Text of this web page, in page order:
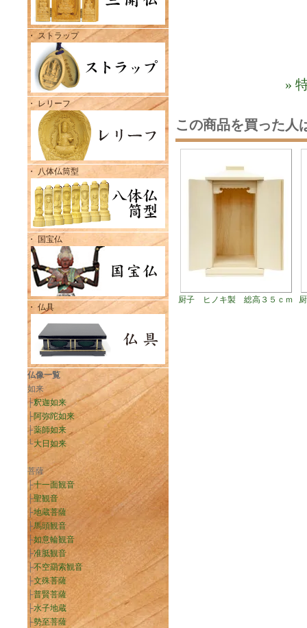
・ ストラップ
・ レリーフ
・ 八体仏筒型
・ 国宝仏
・ 仏具
仏像一覧
如来
├釈迦如来
├阿弥陀如来
├薬師如来
└大日如来
菩薩
├十一面観音
├聖観音
├地蔵菩薩
├馬頭観音
├如意輪観音
├准胝観音
├不空羂索観音
├文殊菩薩
├普賢菩薩
├水子地蔵
├勢至菩薩
»
この商品を買った人
厨子 ヒノキ製 総高３５ｃｍ